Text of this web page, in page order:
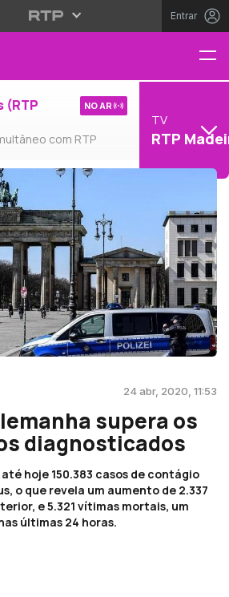
Entrar
(RTP
com RTP
NO AR
TV
RTP
24 abr, 2020, 11:53
supera os
diagnosticados
hoje 150.383 casos de contágio
o que revela um aumento de 2.337
e 5.321 vítimas mortais, um
últimas 24 horas.